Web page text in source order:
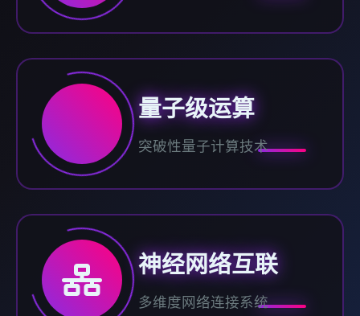
量子级运算
突破性量子计算技术
神经网络互联
多维度网络连接系统